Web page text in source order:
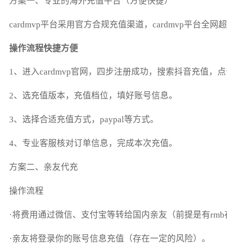
cardmvp平台采用官方合规充值渠道，cardmvp平台全
操作流程快捷方便
1、进入cardmvp官网，四步注册成功，搜索抖音充值，
2、选充值版本，充值档位，填好账号信息。
3、选择合适充值方式，paypal等方式。
4、专业客服核对订单信息，完成本次充值。
方案二、亲友代充
操作流程
·将费用通过微信、支付宝等转给国内亲友（前提是有
·亲友将登录你的账号信息充值（存在一定的风险）。